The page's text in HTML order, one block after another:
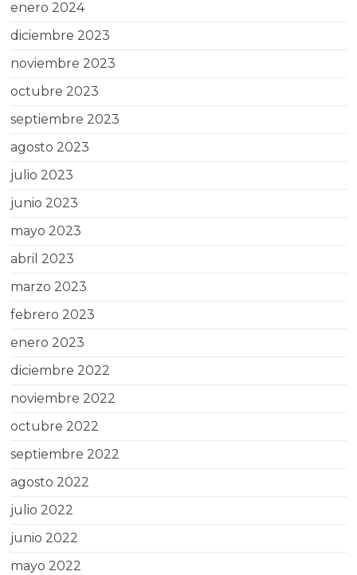
enero 2024
diciembre 2023
noviembre 2023
octubre 2023
septiembre 2023
agosto 2023
julio 2023
junio 2023
mayo 2023
abril 2023
marzo 2023
febrero 2023
enero 2023
diciembre 2022
noviembre 2022
octubre 2022
septiembre 2022
agosto 2022
julio 2022
junio 2022
mayo 2022